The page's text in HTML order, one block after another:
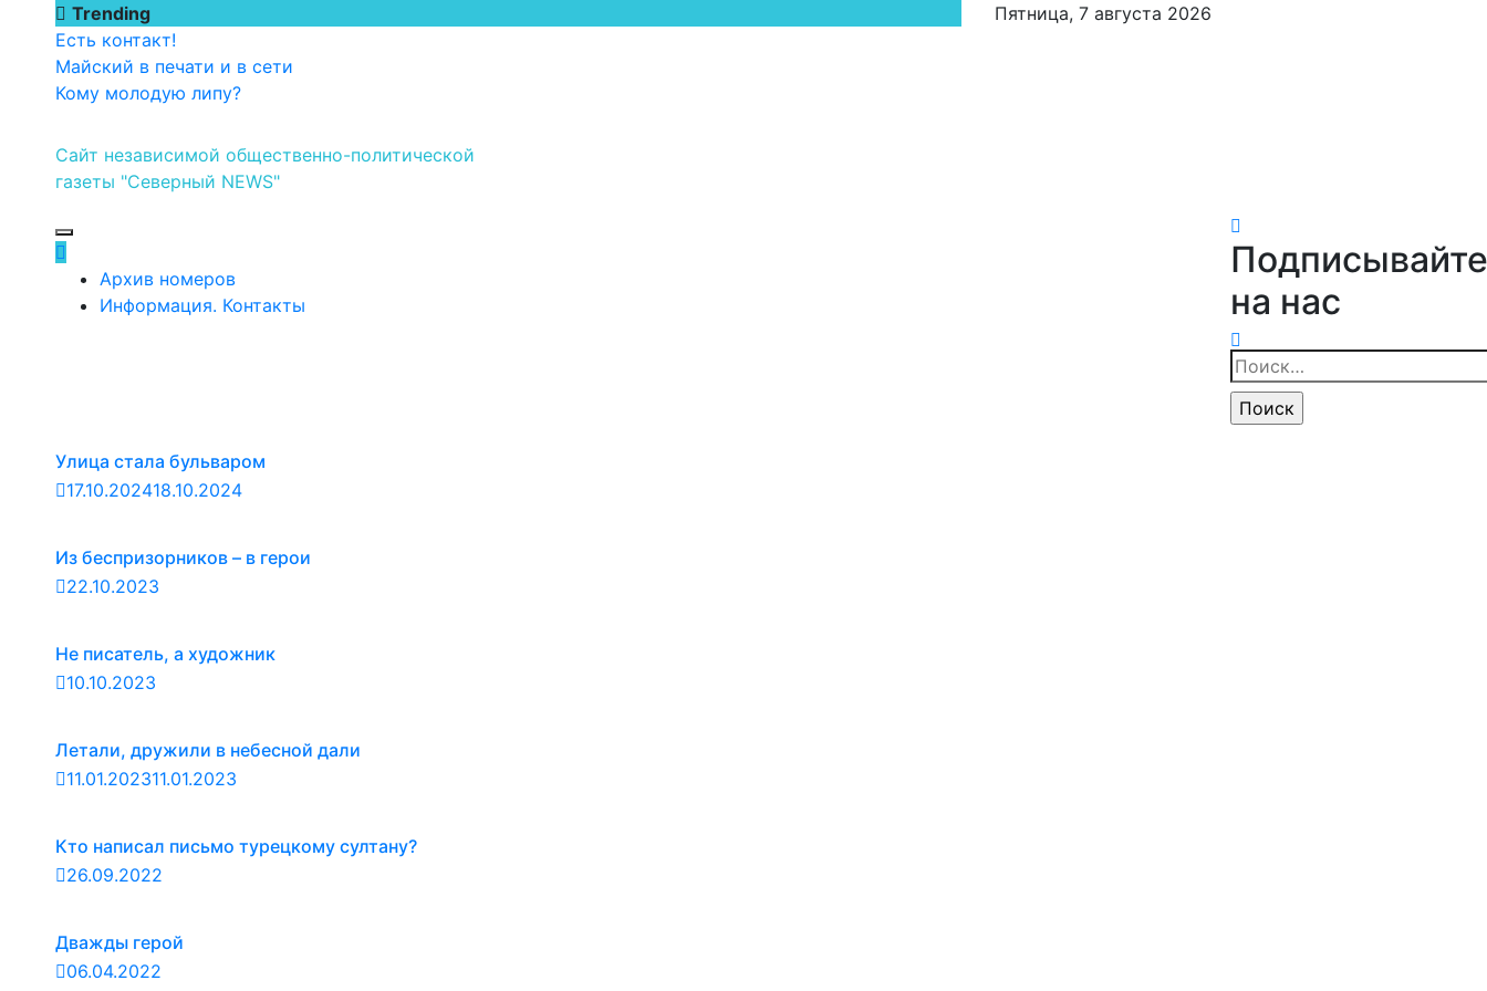
Перейти
содержимому
Trending
Есть контакт!
Майский в печати и в сети
Кому молодую липу?
Пятница, 7 августа 2026
Сайт независимой общественно-политической
газеты "Северный NEWS"
Архив номеров
Информация. Контакты
на нас
Найти:
Улица стала бульваром
17.10.202418.10.2024
Из беспризорников – в герои
22.10.2023
Не писатель, а художник
10.10.2023
Летали, дружили в небесной дали
11.01.202311.01.2023
Кто написал письмо турецкому султану?
26.09.2022
Дважды герой
06.04.2022